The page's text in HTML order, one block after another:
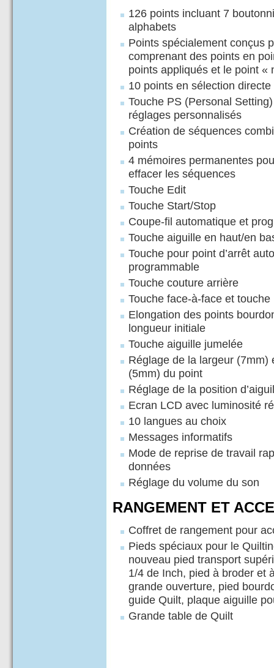
126 points incluant 7
alphabets
Points spécialement conçus
comprenant des points en
points appliqués et le point «
10 points en sélection
Touche PS (Personal
réglages personnalisés
Création de séquences
points
4 mémoires permanentes
effacer les séquences
Touche Edit
Touche Start/Stop
Coupe-fil automatique et
Touche aiguille en haut/en
Touche pour point d’arrêt
programmable
Touche couture arrière
Touche face-à-face et touche
Elongation des points
longueur initiale
Touche aiguille jumelée
Réglage de la largeur (7mm)
(5mm) du point
Réglage de la position
Ecran LCD avec luminosité
10 langues au choix
Messages informatifs
Mode de reprise de travail
données
Réglage du volume du son
RANGEMENT ET
Coffret de rangement pour
Pieds spéciaux pour le
nouveau pied transport
1/4 de Inch, pied à broder et
grande ouverture, pied
guide Quilt, plaque aiguille
Grande table de Quilt